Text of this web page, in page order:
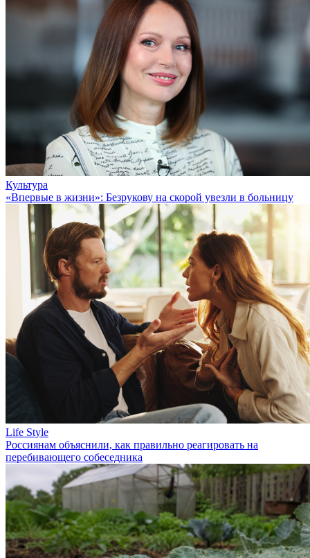
Культура
«Впервые в жизни»: Безрукову на скорой увезли в больницу
Life Style
Россиянам объяснили, как правильно реагировать на
перебивающего собеседника